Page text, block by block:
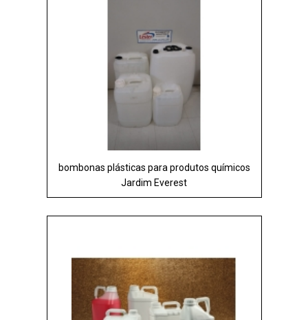
bombonas plásticas para produtos químicos
Jardim Everest